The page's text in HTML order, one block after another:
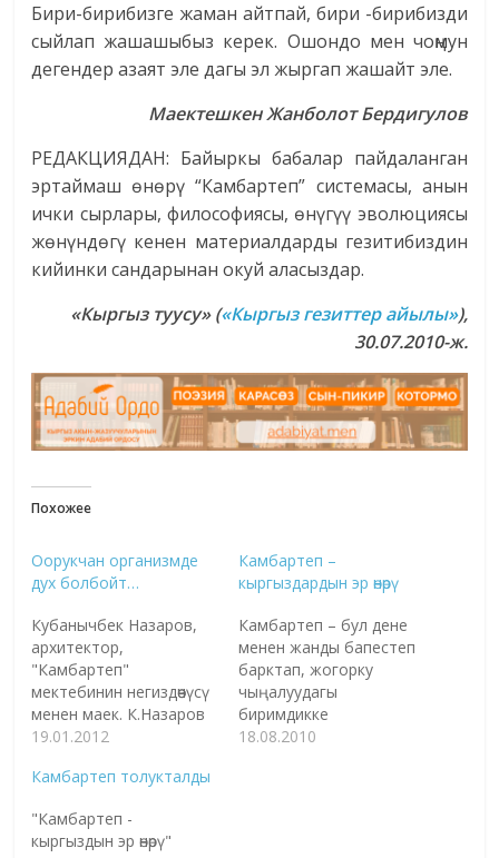
Бири-бирибизге жаман айтпай, бири -бирибизди
сыйлап жашашыбыз керек. Ошондо мен чоңмун
дегендер азаят эле дагы эл жыргап жашайт эле.
Маектешкен Жанболот Бердигулов
РЕДАКЦИЯДАН: Байыркы бабалар пайдаланган
эртаймаш өнөрү “Камбартеп” системасы, анын
ички сырлары, философиясы, өнүгүү эволюциясы
жөнүндөгү кенен материалдарды гезитибиздин
кийинки сандарынан окуй аласыздар.
«Кыргыз туусу» («Кыргыз гезиттер айылы»),
30.07.2010-ж.
Похожее
Оорукчан организмде
дух болбойт…
Кубанычбек Назаров,
архитектор,
"Камбартеп"
мектебинин негиздөөчүсү
менен маек. К.Назаров
кезинде Профессор Ли
Пекин ушу
адистеринин колунда
машыгып, эл аралык
19.01.2012
Камбартеп –
кыргыздардын эр өнөрү
Камбартеп – бул дене
менен жанды бапестеп
барктап, жогорку
чыңалуудагы
биримдикке
жеткирүүнүн уникалдуу
18.08.2010
Камбартеп толукталды
"Камбартеп -
кыргыздын эр өнөрү"